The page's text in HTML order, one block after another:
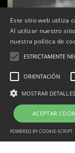
de
Per
Este sitio web utiliza
Al utilizar nuestro
nuestra política de
ESTRICTAMENTE
ORIENTACIÓN
MOSTRAR DETALLES
ACEPTAR
POWERED BY COOKIE-SCRIPT